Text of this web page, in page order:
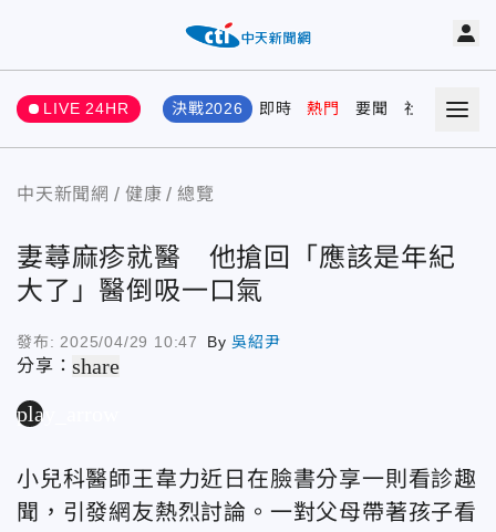
LIVE 24HR 決戰2026 即時 熱門 要聞 社會 娛樂
中天新聞網 健康 總覽
妻蕁麻疹就醫 他搶回「應該是年紀
大了」醫倒吸一口氣
發布: 2025/04/29 10:47 By吳紹尹
分享：share
play_arrow
小兒科醫師王韋力近日在臉書分享一則看診趣
聞，引發網友熱烈討論。一對父母帶著孩子看